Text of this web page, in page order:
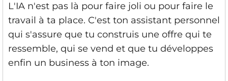
L'IA n'est pas là pour faire joli ou pour faire le
travail à ta place. C'est ton assistant personnel
qui s'assure que tu construis une offre qui te
ressemble, qui se vend et que tu développes
enfin un business à ton image.